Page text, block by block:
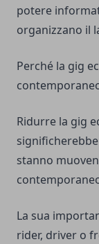
potere
organizzano il
Perché la gig
Ridurre la gig
stanno
La sua
rider, driver o